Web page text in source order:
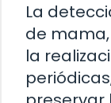
La
de
la